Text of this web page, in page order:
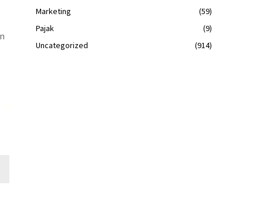
Marketing
(59)
Pajak
(9)
Uncategorized
(914)